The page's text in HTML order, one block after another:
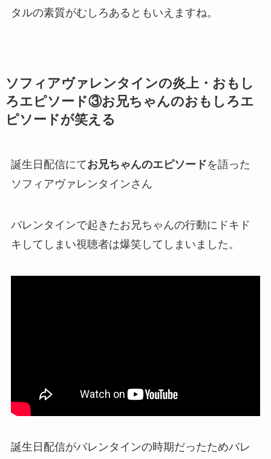
タルの素質がむしろあるともいえますね。
ソフィアヴァレンタインの炎上・おもし
ろエピソード③お兄ちゃんのおもしろエ
ピソードが笑える
誕生日配信にてお兄ちゃんのエピソードを語った
ソフィアヴァレンタインさん
バレンタインで起きたお兄ちゃんの行動にドキド
キ してしまい視聴者は爆笑してしまいました。
誕生日配信がバレンタインの時期だったためバレ